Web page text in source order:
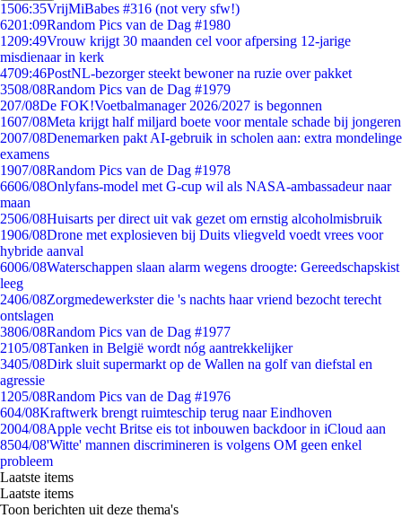
1506:35VrijMiBabes #316 (not very sfw!)
6201:09Random Pics van de Dag #1980
1209:49Vrouw krijgt 30 maanden cel voor afpersing 12-jarige
misdienaar in kerk
4709:46PostNL-bezorger steekt bewoner na ruzie over pakket
3508/08Random Pics van de Dag #1979
207/08De FOK!Voetbalmanager 2026/2027 is begonnen
1607/08Meta krijgt half miljard boete voor mentale schade bij jongeren
2007/08Denemarken pakt AI-gebruik in scholen aan: extra mondelinge
examens
1907/08Random Pics van de Dag #1978
6606/08Onlyfans-model met G-cup wil als NASA-ambassadeur naar
maan
2506/08Huisarts per direct uit vak gezet om ernstig alcoholmisbruik
1906/08Drone met explosieven bij Duits vliegveld voedt vrees voor
hybride aanval
6006/08Waterschappen slaan alarm wegens droogte: Gereedschapskist
leeg
2406/08Zorgmedewerkster die 's nachts haar vriend bezocht terecht
ontslagen
3806/08Random Pics van de Dag #1977
2105/08Tanken in België wordt nóg aantrekkelijker
3405/08Dirk sluit supermarkt op de Wallen na golf van diefstal en
agressie
1205/08Random Pics van de Dag #1976
604/08Kraftwerk brengt ruimteschip terug naar Eindhoven
2004/08Apple vecht Britse eis tot inbouwen backdoor in iCloud aan
8504/08'Witte' mannen discrimineren is volgens OM geen enkel
probleem
Laatste items
Laatste items
Toon berichten uit deze thema's